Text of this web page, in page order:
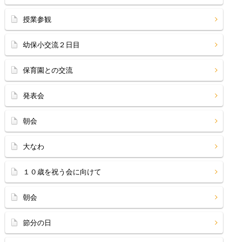
授業参観
幼保小交流２日目
保育園との交流
発表会
朝会
大なわ
１０歳を祝う会に向けて
朝会
節分の日